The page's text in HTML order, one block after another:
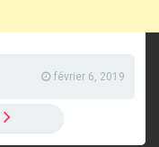
février 6, 2019